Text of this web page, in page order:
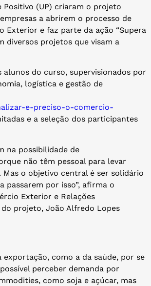
Positivo (UP) criaram o projeto
a abrirem o processo de
Exterior e faz parte da ação “Supera
diversos projetos que visam a
do curso, supervisionados por
logística e gestão de
e-preciso-o-comercio-
e a seleção dos participantes
na possibilidade de
não têm pessoal para levar
o objetivo central é ser solidário
passarem por isso”, afirma o
Exterior e Relações
projeto, João Alfredo Lopes
exportação, como a da saúde, por se
perceber demanda por
como soja e açúcar, mas